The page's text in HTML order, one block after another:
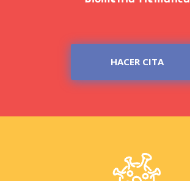
HACER CITA